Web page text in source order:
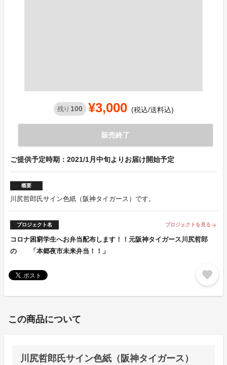
残り 100 ¥3,000 (税込/送料込)
販売終了
ご提供予定時期：2021/1月中旬よりお届け開始予定
概要
川尻哲郎氏サイン色紙（阪神タイガース）です。
プロジェクト名 プロジェクトを見る arrow_forward
コロナ困窮学生へお弁当配布します！！元阪神タイガース川尻哲郎
の 「本郷夜市未来弁当！！」
favorite
この商品について
川尻哲郎氏サイン色紙（阪神タイガース）